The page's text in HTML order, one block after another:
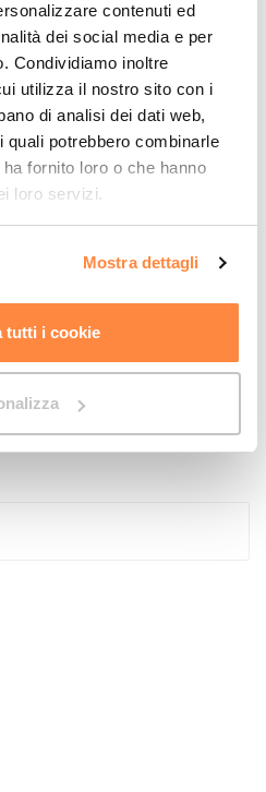
contenuti ed
dei social media e per
Condividiamo inoltre
utilizza il nostro sito con i
di analisi dei dati web,
potrebbero combinarle
fornito loro o che hanno
loro servizi.
Mostra dettagli
tutti i cookie